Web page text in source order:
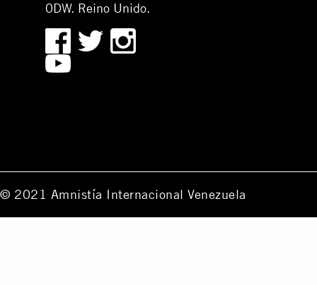
0DW. Reino Unido.
© 2021 Amnistía Internacional Venezuela